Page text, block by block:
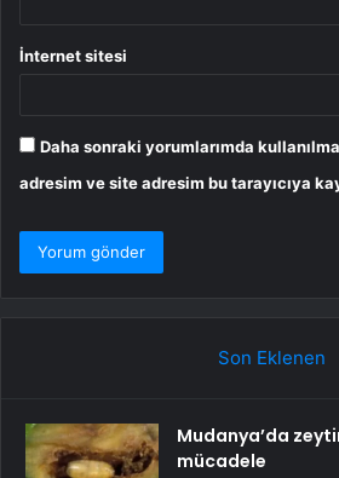
İnternet sitesi
Daha sonraki yorumlarımda
adresim ve site adresim bu tarayıcıya
Son Eklenen
Mudanya’da
mücadele